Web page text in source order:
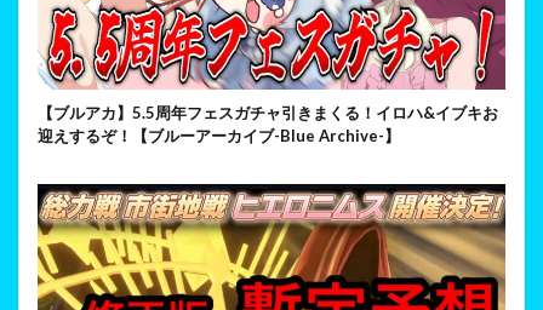
【ブルアカ】5.5周年フェスガチャ引きまくる！イロハ&イブキお
迎えするぞ！【ブルーアーカイブ-Blue Archive-】